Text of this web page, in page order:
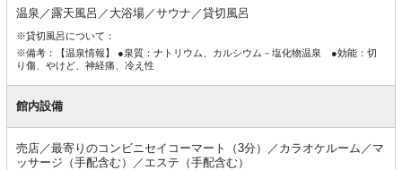
温泉／露天風呂／大浴場／サウナ／貸切風呂
※貸切風呂について：
※備考：【温泉情報】 ●泉質：ナトリウム、カルシウム－塩化物温泉 ●効能：切
り傷、やけど、神経痛、冷え性
館内設備
売店／最寄りのコンビニセイコーマート（3分）／カラオケルーム／マ
ッサージ（手配含む）／エステ（手配含む）